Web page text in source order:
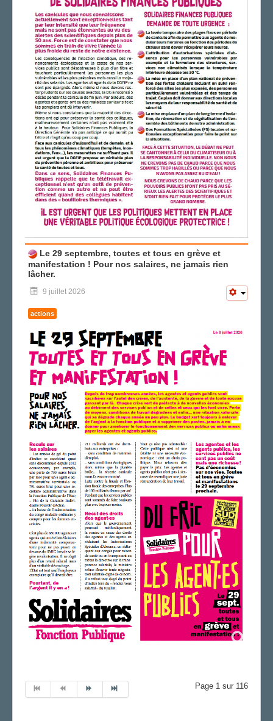
Le 29 septembre, toutes et tous en grève et
manifestation ! Pour nos salaires, ne jamais rien
lâcher.
9 juillet 2026
actions
Page 1 sur 116